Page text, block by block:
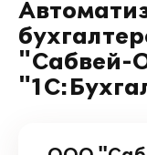
"Сабвей-